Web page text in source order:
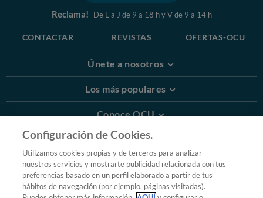
Reclama! De L a J de 9 a 18 h y V de 9 a 14 h
CONTACTAR REVISTAS OFERTAS-OCU
Únete a nosotros
Los más populares
Conoce OCU
Más Información
© 2026 OCU
Condiciones generales de contratación de OCU
Política de privacidad
Configuración de Cookies.
Utilizamos cookies propias y de terceros para analizar
nuestros servicios y mostrarte publicidad relacionada con tus
preferencias basado en un perfil elaborado a partir de tus
hábitos de navegación (por ejemplo, páginas visitadas).